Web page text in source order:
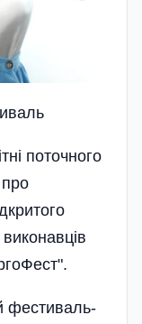
поточного
фестиваль-